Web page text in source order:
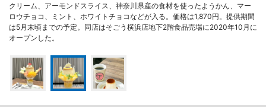
クリーム、アーモンドスライス、神奈川県産の食材を使ったようかん、マー
ロウチョコ、ミント、ホワイトチョコなどが入る。価格は1,870円。提供期間
は5月末頃までの予定。同店はそごう横浜店地下2階食品売場に2020年10月に
オープンした。